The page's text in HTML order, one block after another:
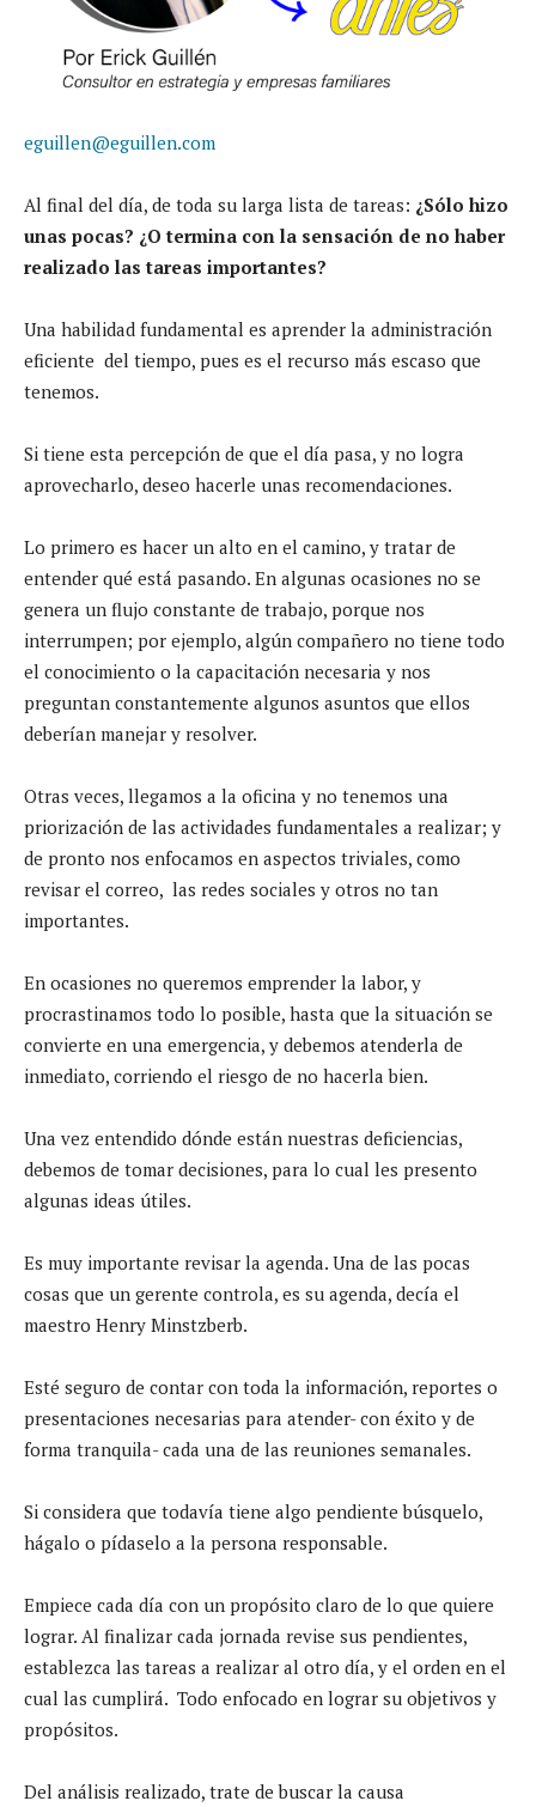
eguillen@eguillen.com
Al final del día, de toda su larga lista de tareas: ¿Sólo hizo
unas pocas? ¿O termina con la sensación de no haber
realizado las tareas importantes?
Una habilidad fundamental es aprender la administración
eficiente del tiempo, pues es el recurso más escaso que
tenemos.
Si tiene esta percepción de que el día pasa, y no logra
aprovecharlo, deseo hacerle unas recomendaciones.
Lo primero es hacer un alto en el camino, y tratar de
entender qué está pasando. En algunas ocasiones no se
genera un flujo constante de trabajo, porque nos
interrumpen; por ejemplo, algún compañero no tiene todo
el conocimiento o la capacitación necesaria y nos
preguntan constantemente algunos asuntos que ellos
deberían manejar y resolver.
Otras veces, llegamos a la oficina y no tenemos una
priorización de las actividades fundamentales a realizar; y
de pronto nos enfocamos en aspectos triviales, como
revisar el correo, las redes sociales y otros no tan
importantes.
En ocasiones no queremos emprender la labor, y
procrastinamos todo lo posible, hasta que la situación se
convierte en una emergencia, y debemos atenderla de
inmediato, corriendo el riesgo de no hacerla bien.
Una vez entendido dónde están nuestras deficiencias,
debemos de tomar decisiones, para lo cual les presento
algunas ideas útiles.
Es muy importante revisar la agenda. Una de las pocas
cosas que un gerente controla, es su agenda, decía el
maestro Henry Minstzberb.
Esté seguro de contar con toda la información, reportes o
presentaciones necesarias para atender- con éxito y de
forma tranquila- cada una de las reuniones semanales.
Si considera que todavía tiene algo pendiente búsquelo,
hágalo o pídaselo a la persona responsable.
Empiece cada día con un propósito claro de lo que quiere
lograr. Al finalizar cada jornada revise sus pendientes,
establezca las tareas a realizar al otro día, y el orden en el
cual las cumplirá. Todo enfocado en lograr su objetivos y
propósitos.
Del análisis realizado, trate de buscar la causa